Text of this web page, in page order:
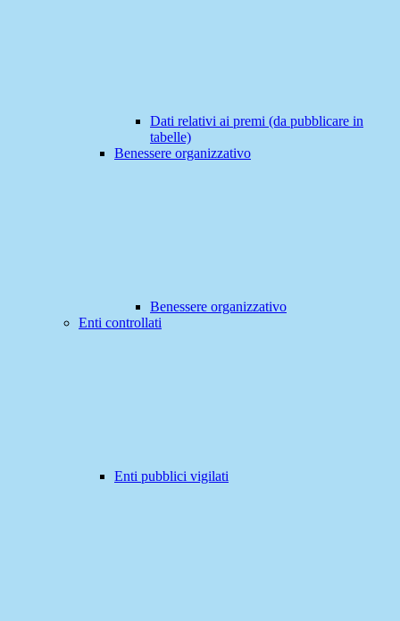
Dati relativi ai premi (da pubblicare in
tabelle)
Benessere organizzativo
Benessere organizzativo
Enti controllati
Enti pubblici vigilati